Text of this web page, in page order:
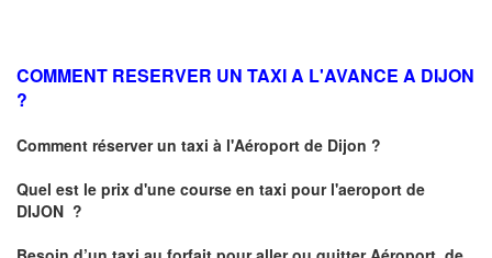
COMMENT RESERVER UN TAXI A L'AVANCE A DIJON
?
Comment réserver un taxi à l'Aéroport de Dijon ?
Quel est le prix d'une course en taxi pour l'aeroport de
DIJON ?